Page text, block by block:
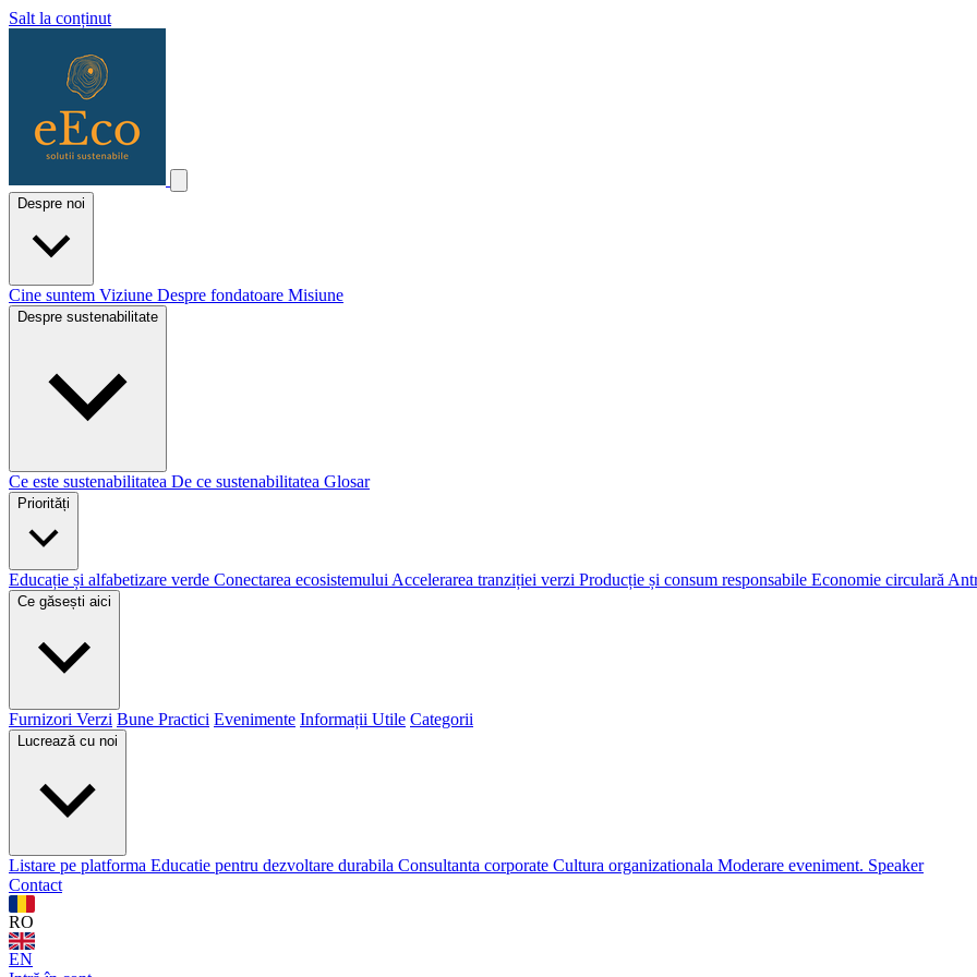
Salt la conținut
Despre noi
Cine suntem Viziune Despre fondatoare Misiune
Despre sustenabilitate
Ce este sustenabilitatea De ce sustenabilitatea Glosar
Priorități
Educație și alfabetizare verde Conectarea ecosistemului Accelerarea tranziției verzi Producție și consum responsabile Economie circulară
Ce găsești aici
Furnizori Verzi Bune Practici Evenimente Informații Utile Categorii
Lucrează cu noi
Listare pe platforma Educatie pentru dezvoltare durabila Consultanta corporate Cultura organizationala Moderare eveniment. Speaker
Contact
RO
EN